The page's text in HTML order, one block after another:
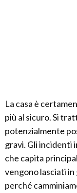
La casa è
più al sicuro. Si
potenzialmente
gravi. Gli incidenti
che capita
vengono lasciati
perché